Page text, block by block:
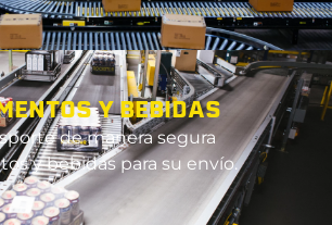
Y BEBIDAS
de manera segura
y bebidas para su envío.